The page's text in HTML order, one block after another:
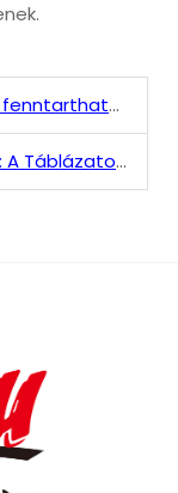
anyag előnyei
Ideális Anyaga